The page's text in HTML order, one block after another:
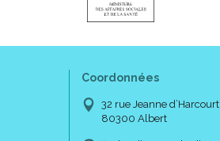
Coordonnées
32 rue Jeanne d’Harcourt
80300 Albert